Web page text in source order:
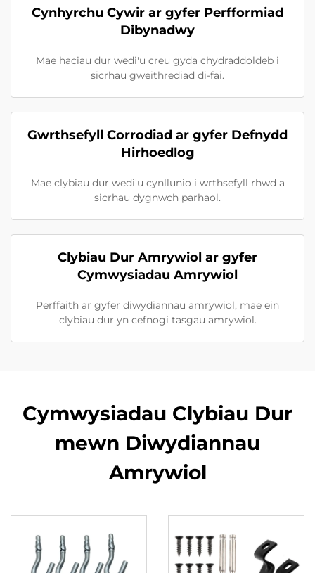
Cynhyrchu Cywir ar gyfer Perfformiad
Dibynadwy
Mae haciau dur wedi'u creu gyda chydraddoldeb i
sicrhau gweithrediad di-fai.
Gwrthsefyll Corrodiad ar gyfer Defnydd
Hirhoedlog
Mae clybiau dur wedi'u cynllunio i wrthsefyll rhwd a
sicrhau dygnwch parhaol.
Clybiau Dur Amrywiol ar gyfer
Cymwysiadau Amrywiol
Perffaith ar gyfer diwydiannau amrywiol, mae ein
clybiau dur yn cefnogi tasgau amrywiol.
Cymwysiadau Clybiau Dur
mewn Diwydiannau
Amrywiol